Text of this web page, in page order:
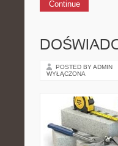
Continue
POSTED BY ADMIN
WYŁĄCZONA